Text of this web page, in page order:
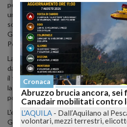
peggiorando, è stata trasportata dalla
urgente presso l'ospedale più vicino a
soccorso è stata prontamente gestita
Guardia Costiera di Termoli,
Pescara.
La motovedetta CP 878 è stata inviata
dal personale sanitario del locale 118,
il trasbordo della paziente. Dopo
la donna è stata trasferita in Pronto
porto di Termoli.
L'evento evidenzia l'importanza
Guardia Costiera in caso di
Cronaca
Abruzzo brucia ancora,
Canadair mobilitati contro
L'AQUILA - Dall’Aquilano al
volontari, mezzi terrestri,